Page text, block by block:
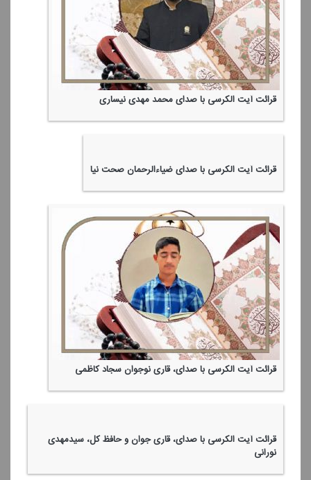
قرائت آیت الكرسی با صدای محمد مهدی نیساری
قرائت آیت الكرسی با صدای ضیاءالرحمان صحت نیا
قرائت آیت الكرسی با صدای، قاری نوجوان سجاد كاظمی
قرائت آیت الكرسی با صدای، قاری جوان و حافظ كل، سیدمهدی
نورانی